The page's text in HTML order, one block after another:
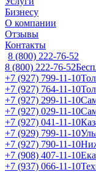
Бизнесу
О компании
Отзывы
Контакты
8 (800) 222-76-52
8 (800) 222-76-52
+7 (927) 799-11-10
+7 (927) 764-11-10
+7 (927) 299-11-10
+7 (927) 029-11-10
+7 (927) 041-11-10
+7 (929) 799-11-10
+7 (927) 790-11-10
+7 (908) 407-11-10
+7 (937) 066-11-10